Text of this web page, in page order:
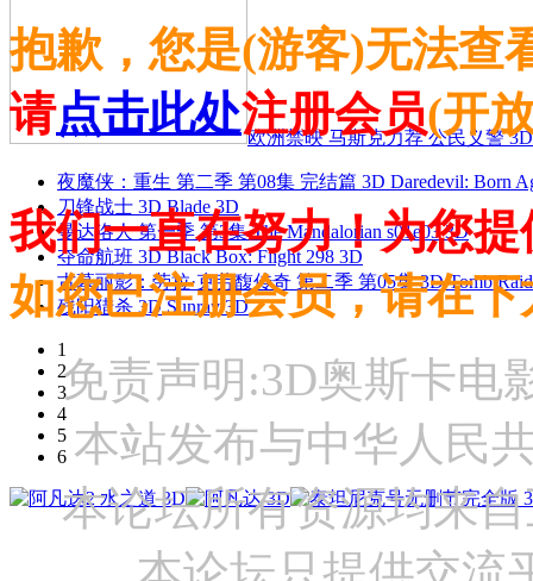
欧洲禁映 马斯克力荐 公民义警 3D
夜魔侠：重生 第二季 第08集 完结篇 3D Daredevil: Born
刀锋战士 3D Blade 3D
曼达洛人 第一季 第3集 The Mandalorian s01e03 3D
夺命航班 3D Black Box: Flight 298 3D
古墓丽影：劳拉·克劳馥传奇 第二季 第05集 3D Tomb
残阳猎杀 3D Sunray 3D
1
2
3
4
5
6
抱歉，您是(游客)无法查
请点击此处注册会员(开
我们一直在努力！为您
如您已注册会员，请在
免责声明:3D奥斯卡电
本站发布与中华人民
本论坛所有资源均来